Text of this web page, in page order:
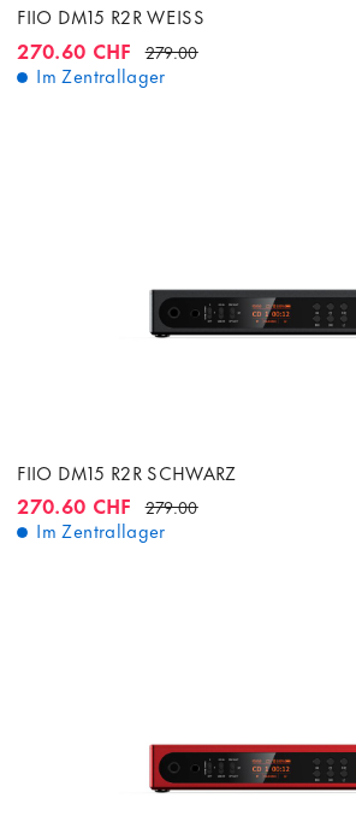
FIIO DM15 R2R WEISS
270.60 CHF 279.00
Im Zentrallager
FIIO DM15 R2R SCHWARZ
270.60 CHF 279.00
Im Zentrallager